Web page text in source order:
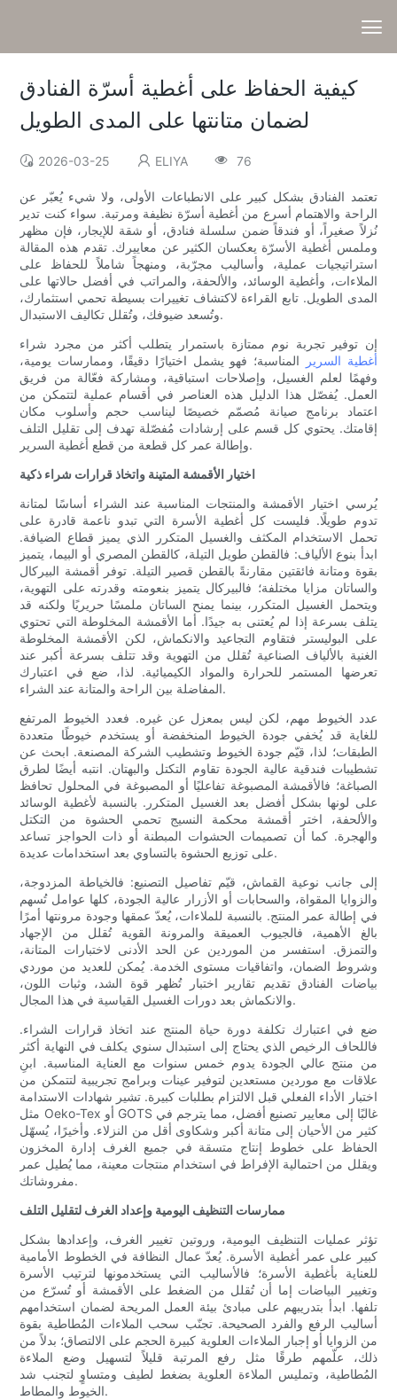
كيفية الحفاظ على أغطية أسرّة الفنادق
لضمان متانتها على المدى الطويل
2026-03-25 ELIYA 76
تعتمد الفنادق بشكل كبير على الانطباعات الأولى، ولا شيء يُعبّر عن
الراحة والاهتمام أسرع من أغطية أسرّة نظيفة ومرتبة. سواء كنت تدير
نُزلاً صغيراً، أو فندقاً ضمن سلسلة فنادق، أو شقة للإيجار، فإن مظهر
وملمس أغطية الأسرّة يعكسان الكثير عن معاييرك. تقدم هذه المقالة
استراتيجيات عملية، وأساليب مجرّبة، ومنهجاً شاملاً للحفاظ على
الملاءات، وأغطية الوسائد، والألحفة، والمراتب في أفضل حالاتها على
المدى الطويل. تابع القراءة لاكتشاف تغييرات بسيطة تحمي استثمارك،
وتُسعد ضيوفك، وتُقلل تكاليف الاستبدال.
إن توفير تجربة نوم ممتازة باستمرار يتطلب أكثر من مجرد شراء
أغطية السرير
المناسبة؛ فهو يشمل اختيارًا دقيقًا، وممارسات يومية،
وفهمًا لعلم الغسيل، وإصلاحات استباقية، ومشاركة فعّالة من فريق
العمل. يُفصّل هذا الدليل هذه العناصر في أقسام عملية لتتمكن من
اعتماد برنامج صيانة مُصمّم خصيصًا ليناسب حجم وأسلوب مكان
إقامتك. يحتوي كل قسم على إرشادات مُفصّلة تهدف إلى تقليل التلف
وإطالة عمر كل قطعة من قطع أغطية السرير.
اختيار الأقمشة المتينة واتخاذ قرارات شراء ذكية
يُرسي اختيار الأقمشة والمنتجات المناسبة عند الشراء أساسًا لمتانة
تدوم طويلًا. فليست كل أغطية الأسرة التي تبدو ناعمة قادرة على
تحمل الاستخدام المكثف والغسيل المتكرر الذي يميز قطاع الضيافة.
ابدأ بنوع الألياف: فالقطن طويل التيلة، كالقطن المصري أو البيما، يتميز
بقوة ومتانة فائقتين مقارنةً بالقطن قصير التيلة. توفر أقمشة البيركال
والساتان مزايا مختلفة؛ فالبيركال يتميز بنعومته وقدرته على التهوية،
ويتحمل الغسيل المتكرر، بينما يمنح الساتان ملمسًا حريريًا ولكنه قد
يتلف بسرعة إذا لم يُعتنى به جيدًا. أما الأقمشة المخلوطة التي تحتوي
على البوليستر فتقاوم التجاعيد والانكماش، لكن الأقمشة المخلوطة
الغنية بالألياف الصناعية تُقلل من التهوية وقد تتلف بسرعة أكبر عند
تعرضها المستمر للحرارة والمواد الكيميائية. لذا، ضع في اعتبارك
المفاضلة بين الراحة والمتانة عند الشراء.
عدد الخيوط مهم، لكن ليس بمعزل عن غيره. فعدد الخيوط المرتفع
للغاية قد يُخفي جودة الخيوط المنخفضة أو يستخدم خيوطًا متعددة
الطبقات؛ لذا، قيّم جودة الخيوط وتشطيب الشركة المصنعة. ابحث عن
تشطيبات فندقية عالية الجودة تقاوم التكتل والبهتان. انتبه أيضًا لطرق
الصباغة؛ فالأقمشة المصبوغة تفاعليًا أو المصبوغة في المحلول تحافظ
على لونها بشكل أفضل بعد الغسيل المتكرر. بالنسبة لأغطية الوسائد
والألحفة، اختر أقمشة محكمة النسيج تحمي الحشوة من التكتل
والهجرة. كما أن تصميمات الحشوات المبطنة أو ذات الحواجز تساعد
على توزيع الحشوة بالتساوي بعد استخدامات عديدة.
إلى جانب نوعية القماش، قيّم تفاصيل التصنيع: فالخياطة المزدوجة،
والزوايا المقواة، والسحابات أو الأزرار عالية الجودة، كلها عوامل تُسهم
في إطالة عمر المنتج. بالنسبة للملاءات، يُعدّ عمقها وجودة مرونتها أمرًا
بالغ الأهمية، فالجيوب العميقة والمرونة القوية تُقلل من الإجهاد
والتمزق. استفسر من الموردين عن الحد الأدنى لاختبارات المتانة،
وشروط الضمان، واتفاقيات مستوى الخدمة. يُمكن للعديد من موردي
بياضات الفنادق تقديم تقارير اختبار تُظهر قوة الشد، وثبات اللون،
والانكماش بعد دورات الغسيل القياسية في هذا المجال.
ضع في اعتبارك تكلفة دورة حياة المنتج عند اتخاذ قرارات الشراء.
فاللحاف الرخيص الذي يحتاج إلى استبدال سنوي يكلف في النهاية أكثر
من منتج عالي الجودة يدوم خمس سنوات مع العناية المناسبة. ابنِ
علاقات مع موردين مستعدين لتوفير عينات وبرامج تجريبية لتتمكن من
اختبار الأداء الفعلي قبل الالتزام بطلبات كبيرة. تشير شهادات الاستدامة
مثل Oeko-Tex أو GOTS غالبًا إلى معايير تصنيع أفضل، مما يترجم في
كثير من الأحيان إلى متانة أكبر وشكاوى أقل من النزلاء. وأخيرًا، يُسهّل
الحفاظ على خطوط إنتاج متسقة في جميع الغرف إدارة المخزون
ويقلل من احتمالية الإفراط في استخدام منتجات معينة، مما يُطيل عمر
مفروشاتك.
ممارسات التنظيف اليومية وإعداد الغرف لتقليل التلف
تؤثر عمليات التنظيف اليومية، وروتين تغيير الغرف، وإعدادها بشكل
كبير على عمر أغطية الأسرة. يُعدّ عمال النظافة في الخطوط الأمامية
للعناية بأغطية الأسرة؛ فالأساليب التي يستخدمونها لترتيب الأسرة
وتغيير البياضات إما أن تُقلل من الضغط على الأقمشة أو تُسرّع من
تلفها. ابدأ بتدريبهم على مبادئ بيئة العمل المريحة لضمان استخدامهم
أساليب الرفع والفرد الصحيحة. تجنّب سحب الملاءات المُطاطية بقوة
من الزوايا أو إجبار الملاءات العلوية كبيرة الحجم على الالتصاق؛ بدلاً من
ذلك، علّمهم طرقًا مثل رفع المرتبة قليلاً لتسهيل وضع الملاءة
المُطاطية، وتمليس الملاءة العلوية بضغط لطيف ومتساوٍ لتجنب شد
الخيوط والمطاط.